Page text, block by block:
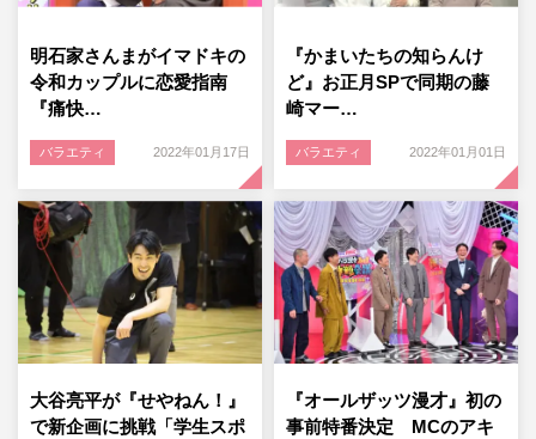
明石家さんまがイマドキの
令和カップルに恋愛指南
『痛快…
バラエティ 2022年01月17日
『かまいたちの知らんけ
ど』お正月SPで同期の藤
崎マー…
バラエティ 2022年01月01日
大谷亮平が『せやねん！』
で新企画に挑戦「学生スポ
『オールザッツ漫才』初の
事前特番決定 MCのアキ